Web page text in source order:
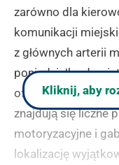
zarówno dla
komunikacji
z głównych arterii
poniedziałku do
oferując pełen
znajdują się liczne
motoryzacyjne i
lokalizację
Kliknij, aby